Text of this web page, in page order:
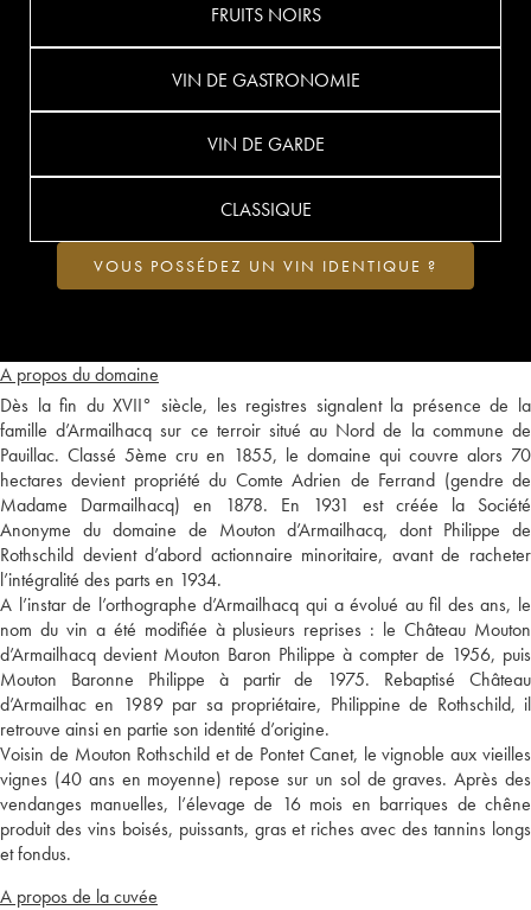
A propos du domaine
Dès la fin du XVII° siècle, les registres signalent la présence de la
famille d’Armailhacq sur ce terroir situé au Nord de la commune de
Pauillac. Classé 5ème cru en 1855, le domaine qui couvre alors 70
hectares devient propriété du Comte Adrien de Ferrand (gendre de
Madame Darmailhacq) en 1878. En 1931 est créée la Société
Anonyme du domaine de Mouton d’Armailhacq, dont Philippe de
Rothschild devient d’abord actionnaire minoritaire, avant de racheter
l’intégralité des parts en 1934.
A l’instar de l’orthographe d’Armailhacq qui a évolué au fil des ans, le
nom du vin a été modifiée à plusieurs reprises : le Château Mouton
d’Armailhacq devient Mouton Baron Philippe à compter de 1956, puis
Mouton Baronne Philippe à partir de 1975. Rebaptisé Château
d’Armailhac en 1989 par sa propriétaire, Philippine de Rothschild, il
retrouve ainsi en partie son identité d’origine.
Voisin de Mouton Rothschild et de Pontet Canet, le vignoble aux vieilles
vignes (40 ans en moyenne) repose sur un sol de graves. Après des
vendanges manuelles, l’élevage de 16 mois en barriques de chêne
produit des vins boisés, puissants, gras et riches avec des tannins longs
et fondus.
A propos de la cuvée
FRUITS NOIRS
VIN DE GASTRONOMIE
VIN DE GARDE
CLASSIQUE
VOUS POSSÉDEZ UN VIN IDENTIQUE ?